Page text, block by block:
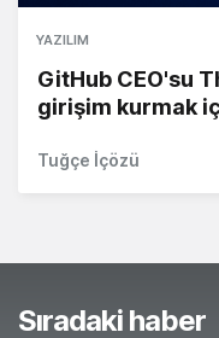
YAZILIM
GitHub CEO'su
girişim kurmak
Tuğçe İçözü
Sıradaki haber